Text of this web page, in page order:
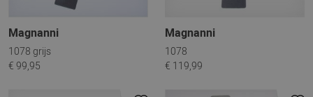
Magnanni
1078 grijs
€ 99,95
Magnanni
1078
€ 119,99